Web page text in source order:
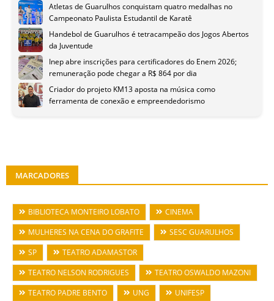
Atletas de Guarulhos conquistam quatro medalhas no
Campeonato Paulista Estudantil de Karatê
Handebol de Guarulhos é tetracampeão dos Jogos Abertos
da Juventude
Inep abre inscrições para certificadores do Enem 2026;
remuneração pode chegar a R$ 864 por dia
Criador do projeto KM13 aposta na música como
ferramenta de conexão e empreendedorismo
MARCADORES
BIBLIOTECA MONTEIRO LOBATO
CINEMA
MULHERES NA CENA DO GRAFITE
SESC GUARULHOS
SP
TEATRO ADAMASTOR
TEATRO NELSON RODRIGUES
TEATRO OSWALDO MAZONI
TEATRO PADRE BENTO
UNG
UNIFESP